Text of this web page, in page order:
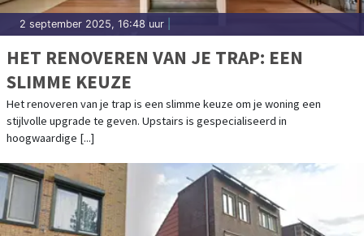
2 september 2025, 16:48 uur
HET RENOVEREN VAN JE TRAP: EEN
SLIMME KEUZE
Het renoveren van je trap is een slimme keuze om je woning een
stijlvolle upgrade te geven. Upstairs is gespecialiseerd in
hoogwaardige [...]